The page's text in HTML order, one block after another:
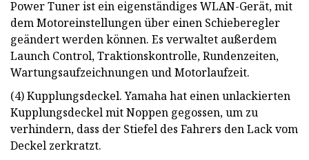
Power Tuner ist ein eigenständiges WLAN-Gerät, mit
dem Motoreinstellungen über einen Schieberegler
geändert werden können. Es verwaltet außerdem
Launch Control, Traktionskontrolle, Rundenzeiten,
Wartungsaufzeichnungen und Motorlaufzeit.
(4) Kupplungsdeckel. Yamaha hat einen unlackierten
Kupplungsdeckel mit Noppen gegossen, um zu
verhindern, dass der Stiefel des Fahrers den Lack vom
Deckel zerkratzt.